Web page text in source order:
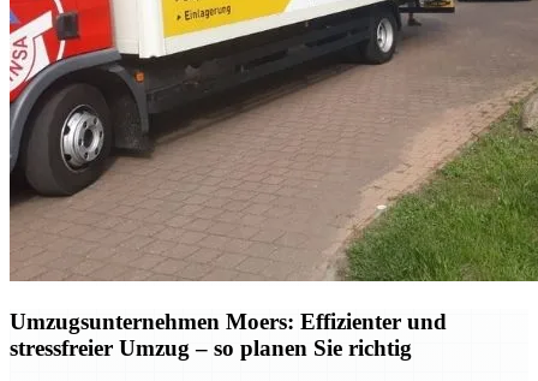
Umzugsunternehmen Moers: Effizienter und
stressfreier Umzug – so planen Sie richtig